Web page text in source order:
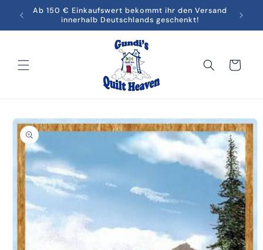
zumAb 150 € Einkaufswert bekommt ihr den Versand
innerhalb Deutschlands geschenkt!
Warenkorb